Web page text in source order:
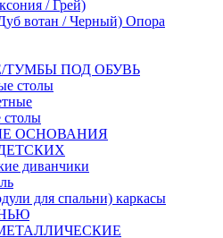
/ Грей)
вотан / Черный) Опора
ТУМБЫ ПОД ОБУВЬ
столы
столы
ОСНОВАНИЯ
ДЕТСКИХ
диванчики
для спальни) каркасы
НЬЮ